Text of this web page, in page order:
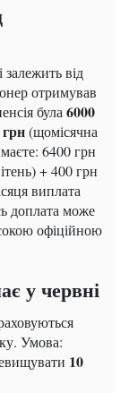
від
отримував
була6000
(щомісячна
6400 грн
+ 400 грн
виплата
доплата може
офіційною
у червні
Умова:
10